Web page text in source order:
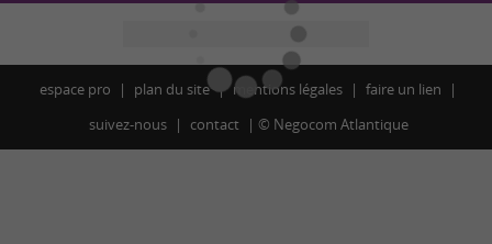
espace pro plan du site mentions légales
faire un lien
suivez-nous
contact © Negocom Atlantique